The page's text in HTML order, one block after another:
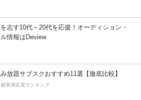
志す10代～20代を応援！オーディション・
情報はDeview
放題サブスクおすすめ11選【徹底比較】
顧客満足度ランキング